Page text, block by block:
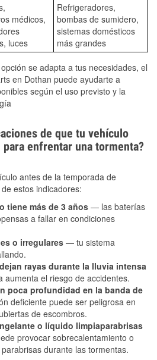
médicos,
luces
Refrigeradores,
bombas de sumidero,
sistemas domésticos
más grandes
se adapta a tus necesidades, el
en Dothan puede ayudarte a
según el uso previsto y la
de que tu vehículo
enfrentar una tormenta?
antes de la temporada de
estos indicadores:
tiene más de 3 años — las baterías
a fallar en condiciones
o irregulares — tu sistema
rayas durante la lluvia intensa
el riesgo de accidentes.
poca profundidad en la banda de
deficiente puede ser peligrosa en
de escombros.
o líquido limpiaparabrisas
provocar sobrecalentamiento o
durante las tormentas.